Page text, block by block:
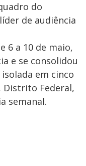
do
de audiência
6 a 10 de maio,
e se consolidou
em cinco
Distrito Federal,
semanal.